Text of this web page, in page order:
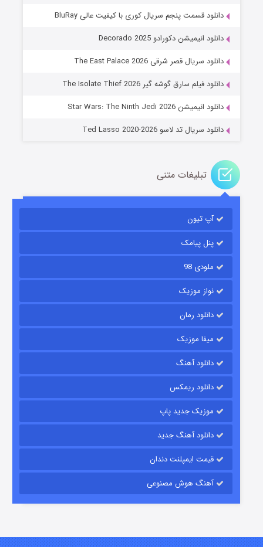
جادوگری در مغولستان
قسمت۱۴ (زیرنویس) منتشر شد
قسمت
قسمت۲ (دوبله) منتشر شد
دانلود قسمت پنجم سریال کوری با کیفیت عالی BluRay
دانلود انیمیشن دکورادو Decorado 2025
دانلود سریال قصر شرقی The East Palace 2026
دانلود فیلم سارق گوشه گیر The Isolate Thief 2026
دانلود انیمیشن Star Wars: The Ninth Jedi 2026
دانلود سریال تد لاسو Ted Lasso 2020-2026
تبلیغات متنی
آپ تیون
پنل پیامک
ملودی 98
نواز موزیک
دانلود رمان
میفا موزیک
دانلود آهنگ
دانلود ریمکس
موزیک جدید پاپ
دانلود آهنگ جدید
قیمت ایمپلنت دندان
آهنگ هوش مصنوعی